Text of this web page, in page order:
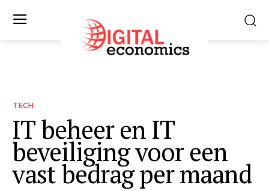
TECH
IT beheer en IT
beveiliging voor een
vast bedrag per maand